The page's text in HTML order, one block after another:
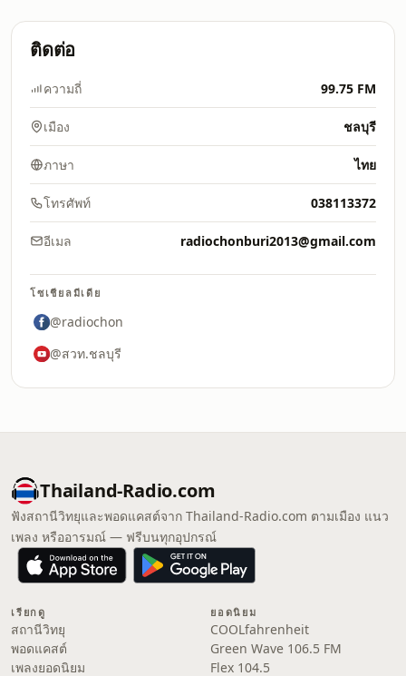
ติดต่อ
ความถี่ 99.75 FM
เมือง ชลบุรี
ภาษา ไทย
โทรศัพท์ 038113372
อีเมล radiochonburi2013@gmail.com
โซเชียลมีเดีย
@radiochon
@สวท.ชลบุรี
Thailand-Radio.com
ฟังสถานีวิทยุและพอดแคสต์จาก Thailand-Radio.com ตามเมือง แนว
เพลง หรืออารมณ์ — ฟรีบนทุกอุปกรณ์
เรียกดู
สถานีวิทยุ
พอดแคสต์
เพลงยอดนิยม
ยอดนิยม
COOLfahrenheit
Green Wave 106.5 FM
Flex 104.5